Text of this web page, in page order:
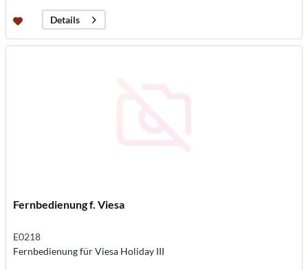
Details
Fernbedienung f. Viesa
E0218
Fernbedienung für Viesa Holiday III